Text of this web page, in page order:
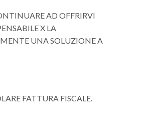
AD OFFRIRVI
X LA
UNA SOLUZIONE A
FATTURA FISCALE.